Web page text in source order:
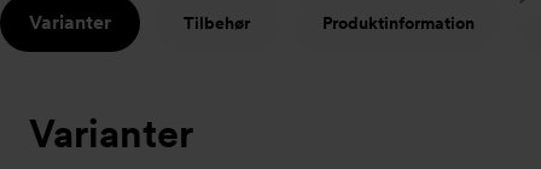
Varianter Tilbehør Produktinformation
Varianter